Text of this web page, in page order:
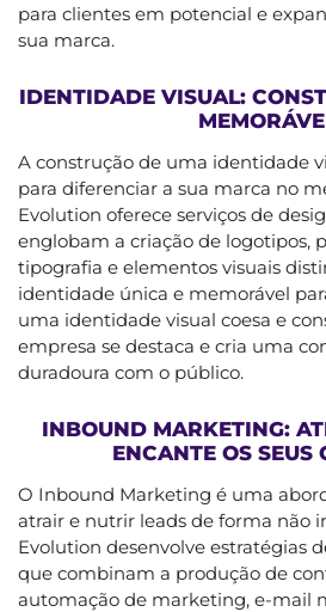
para clientes em potencial e
sua marca.
IDENTIDADE VISUAL:
A construção de uma identidade
para diferenciar a sua marca no
Evolution oferece serviços de
englobam a criação de logotipos,
tipografia e elementos visuais
identidade única e memorável
uma identidade visual coesa e
empresa se destaca e cria uma
duradoura com o público.
INBOUND MARKETING:
ENCANTE OS SEUS
O Inbound Marketing é uma
atrair e nutrir leads de forma não
Evolution desenvolve estratégias
que combinam a produção de
automação de marketing, e-mail